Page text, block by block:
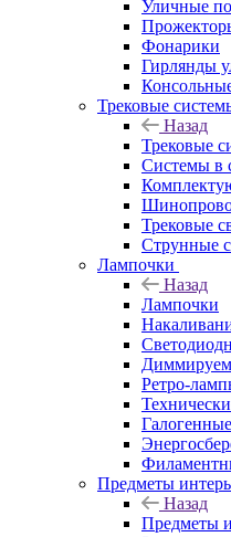
Уличные
Фонарики
Гирлянды
Трековые
Назад
Трековые
Системы в
Трековые
Струнные
Лампочки
Назад
Лампочки
Ретро-
Галогенные
Предметы
Назад
Предметы